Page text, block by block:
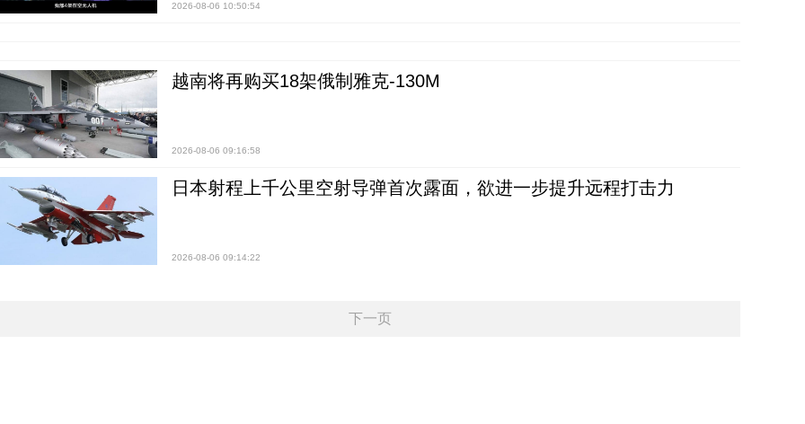
2026-08-06 10:50:54
越南将再购买18架俄制雅克-130M
2026-08-06 09:16:58
日本射程上千公里空射导弹首次露面，欲进一步提升远程打击力
2026-08-06 09:14:22
下一页